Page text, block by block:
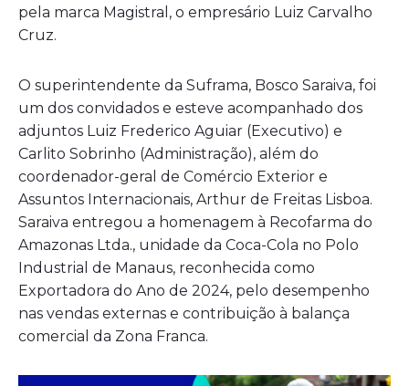
pela marca Magistral, o empresário Luiz Carvalho
Cruz.
O superintendente da Suframa, Bosco Saraiva, foi
um dos convidados e esteve acompanhado dos
adjuntos Luiz Frederico Aguiar (Executivo) e
Carlito Sobrinho (Administração), além do
coordenador-geral de Comércio Exterior e
Assuntos Internacionais, Arthur de Freitas Lisboa.
Saraiva entregou a homenagem à Recofarma do
Amazonas Ltda., unidade da Coca-Cola no Polo
Industrial de Manaus, reconhecida como
Exportadora do Ano de 2024, pelo desempenho
nas vendas externas e contribuição à balança
comercial da Zona Franca.